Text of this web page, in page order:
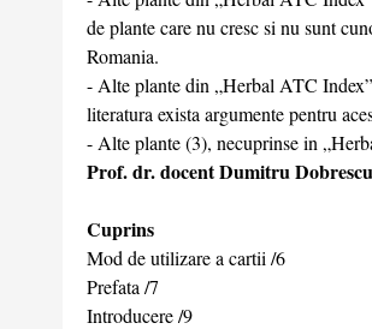
de plante care nu cresc si nu sunt
Romania.
- Alte plante din „Herbal ATC
literatura exista argumente pentru
- Alte plante (3), necuprinse in
Prof. dr. docent Dumitru Dobrescu
Cuprins
Mod de utilizare a cartii /6
Prefata /7
Introducere /9